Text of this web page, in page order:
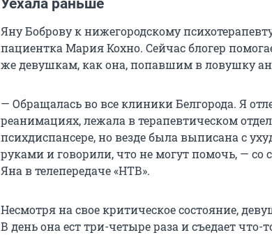
Уехала раньше
Яну Боброву к нижегородскому
пациентка Мария Кохно. Сейчас блогер
же девушкам, как она, попавшим в ловушку
— Обращалась во все клиники Белгорода. Я
реанимациях, лежала в терапевтическом
психдиспансере, но везде была выписана с
руками и говорили, что не могут помочь, — со
Яна в телепередаче «НТВ».
Несмотря на свое критическое состояние,
В день она ест три-четыре раза и съедает что-